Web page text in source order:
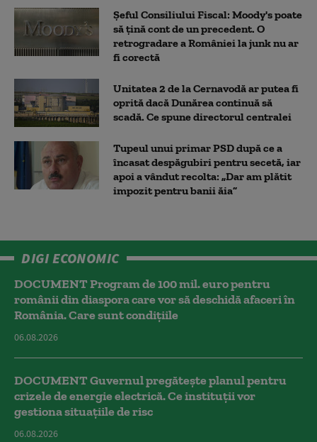
Șeful Consiliului Fiscal: Moody's poate
să țină cont de un precedent. O
retrogradare a României la junk nu ar
fi corectă
Unitatea 2 de la Cernavodă ar putea fi
oprită dacă Dunărea continuă să
scadă. Ce spune directorul centralei
Tupeul unui primar PSD după ce a
încasat despăgubiri pentru secetă, iar
apoi a vândut recolta: „Dar am plătit
impozit pentru banii ăia”
DIGI ECONOMIC
DOCUMENT Program de 100 mil. euro pentru
românii din diaspora care vor să deschidă afaceri în
România. Care sunt condițiile
06.08.2026
DOCUMENT Guvernul pregătește planul pentru
crizele de energie electrică. Ce instituții vor
gestiona situațiile de risc
06.08.2026